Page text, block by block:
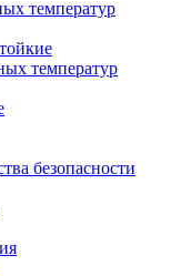
температур
температур
безопасности